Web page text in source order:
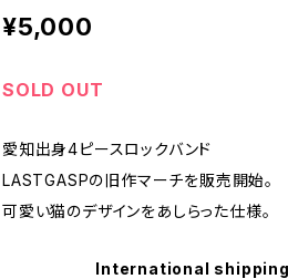
¥5,000
SOLD OUT
愛知出身4ピースロックバンド
LASTGASPの旧作マーチを販売開始。
可愛い猫のデザインをあしらった仕様。
International